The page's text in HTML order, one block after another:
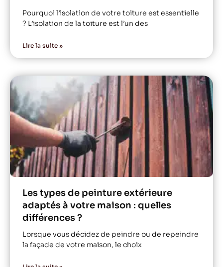
Pourquoi l’isolation de votre toiture est essentielle
? L’isolation de la toiture est l’un des
Lire la suite »
Les types de peinture extérieure
adaptés à votre maison : quelles
différences ?
Lorsque vous décidez de peindre ou de repeindre
la façade de votre maison, le choix